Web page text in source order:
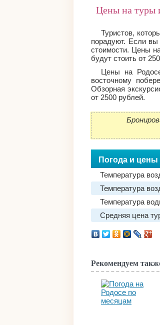
Цены на туры
Туристов,
порадуют. Если вы
стоимости. Цены
будут стоить от
Цены на
восточному
Обзорная
от 2500 рублей.
Погода и цены
Температура
Температура
Температура
Средняя цена
Рекомендуем